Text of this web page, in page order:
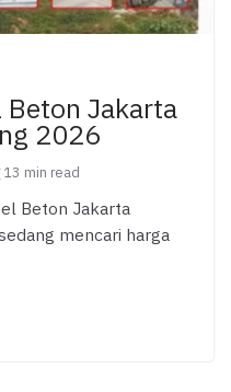
Beton Jakarta
2026
13 min read
Beton Jakarta
mencari harga